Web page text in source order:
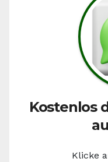
Kostenlos
Klicke